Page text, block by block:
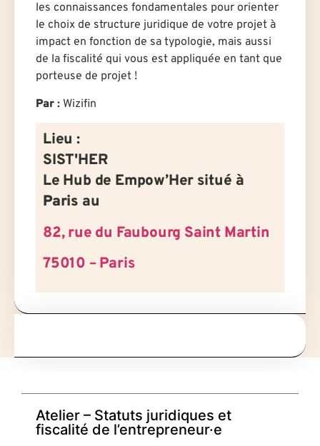
les connaissances fondamentales pour orienter
le choix de structure juridique de votre projet à
impact en fonction de sa typologie, mais aussi
de la fiscalité qui vous est appliquée en tant que
porteuse de projet !
Par : Wizifin
Lieu :
SIST'HER
Le Hub de Empow’Her situé à
Paris au
82, rue du Faubourg Saint Martin
75010 – Paris
Atelier – Statuts juridiques et
fiscalité de l’entrepreneur·e